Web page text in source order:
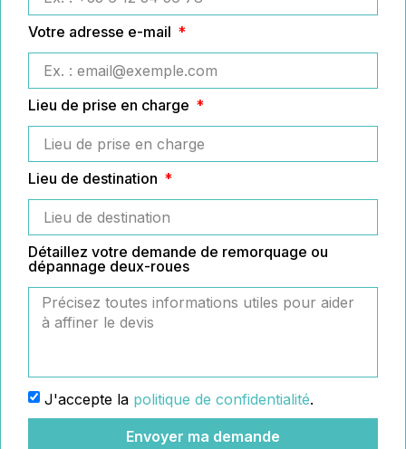
Votre adresse e-mail
Lieu de prise en charge
Lieu de destination
Détaillez votre demande de remorquage ou
dépannage deux-roues
J'accepte la politique de confidentialité.
Envoyer ma demande